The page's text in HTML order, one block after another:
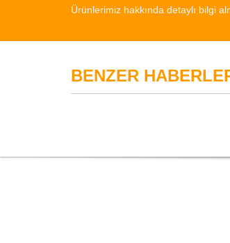
Ürünlerimiz hakkında detaylı bilgi
BENZER